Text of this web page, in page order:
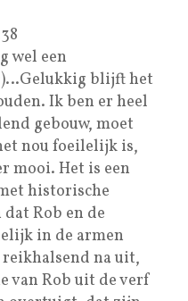
wel een
blijft het
Ik ben er heel
gebouw, moet
nou foeilelijk is,
mooi. Het is een
historische
Rob en de
in de armen
na uit,
van Rob uit de verf